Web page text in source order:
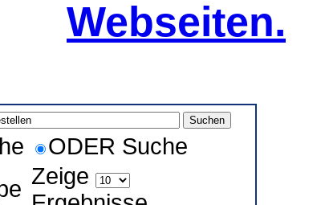
Webseiten.
ODER Suche
Zeige